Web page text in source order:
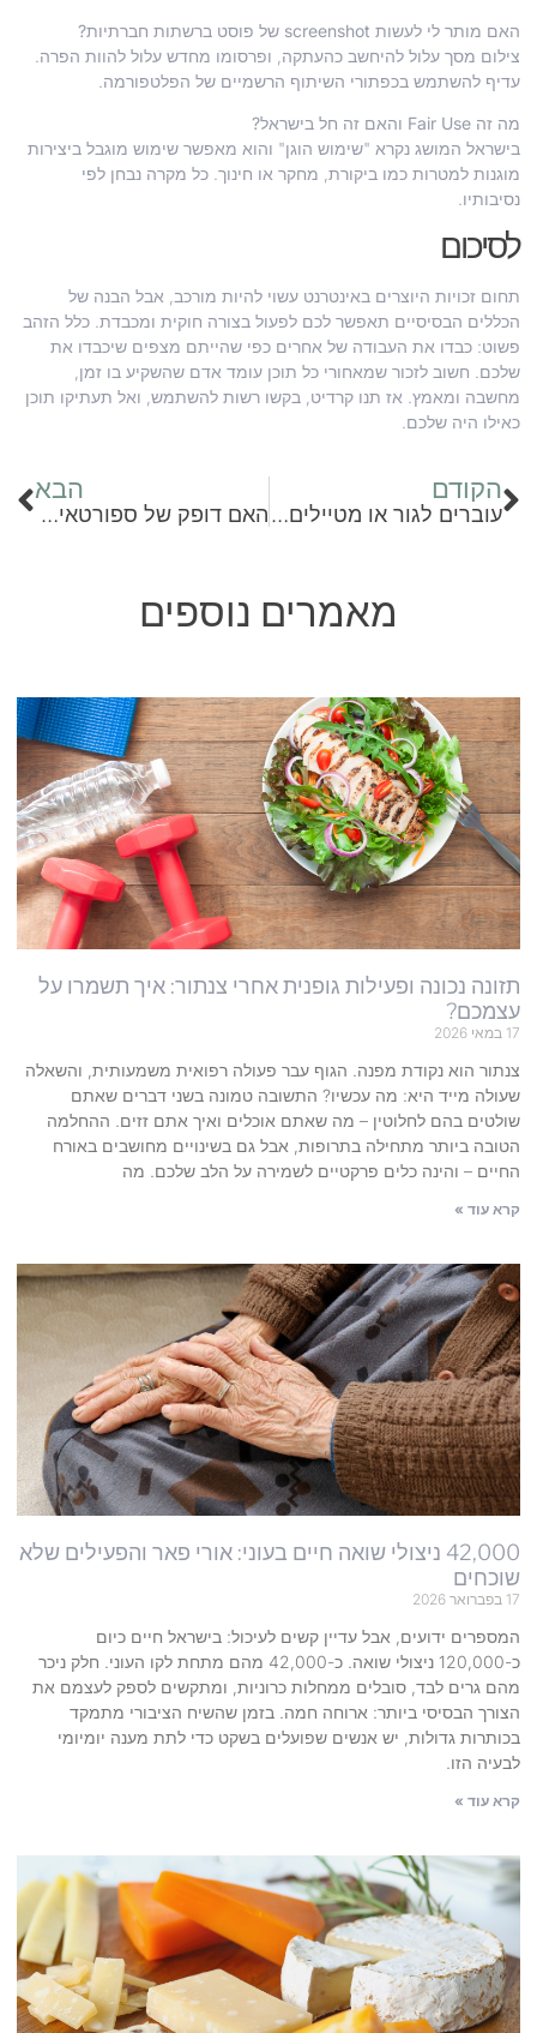
האם מותר לי לעשות screenshot של פוסט ברשתות חברתיות?
צילום מסך עלול להיחשב כהעתקה, ופרסומו מחדש עלול להוות הפרה.
עדיף להשתמש בכפתורי השיתוף הרשמיים של הפלטפורמה.
מה זה Fair Use והאם זה חל בישראל?
בישראל המושג נקרא "שימוש הוגן" והוא מאפשר שימוש מוגבל ביצירות
מוגנות למטרות כמו ביקורת, מחקר או חינוך. כל מקרה נבחן לפי
נסיבותיו.
לסיכום
תחום זכויות היוצרים באינטרנט עשוי להיות מורכב, אבל הבנה של
הכללים הבסיסיים תאפשר לכם לפעול בצורה חוקית ומכבדת. כלל הזהב
פשוט: כבדו את העבודה של אחרים כפי שהייתם מצפים שיכבדו את
שלכם. חשוב לזכור שמאחורי כל תוכן עומד אדם שהשקיע בו זמן,
מחשבה ומאמץ. אז תנו קרדיט, בקשו רשות להשתמש, ואל תעתיקו תוכן
כאילו היה שלכם.
הקודם
עוברים לגור או מטיילים באזור? הינה מגוון מסעדות במודיעין
הבא
האם דופק של ספורטאים באמת נמוך יותר? העובדות שחשוב להכיר
מאמרים נוספים
תזונה נכונה ופעילות גופנית אחרי צנתור: איך תשמרו על
עצמכם?
17 במאי 2026
צנתור הוא נקודת מפנה. הגוף עבר פעולה רפואית משמעותית, והשאלה
שעולה מייד היא: מה עכשיו? התשובה טמונה בשני דברים שאתם
שולטים בהם לחלוטין – מה שאתם אוכלים ואיך אתם זזים. ההחלמה
הטובה ביותר מתחילה בתרופות, אבל גם בשינויים מחושבים באורח
החיים – והינה כלים פרקטיים לשמירה על הלב שלכם. מה
קרא עוד »
42,000 ניצולי שואה חיים בעוני: אורי פאר והפעילים שלא
שוכחים
17 בפברואר 2026
המספרים ידועים, אבל עדיין קשים לעיכול: בישראל חיים כיום
כ-120,000 ניצולי שואה. כ-42,000 מהם מתחת לקו העוני. חלק ניכר
מהם גרים לבד, סובלים ממחלות כרוניות, ומתקשים לספק לעצמם את
הצורך הבסיסי ביותר: ארוחה חמה. בזמן שהשיח הציבורי מתמקד
בכותרות גדולות, יש אנשים שפועלים בשקט כדי לתת מענה יומיומי
לבעיה הזו.
קרא עוד »